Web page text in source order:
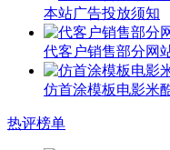
本站广告投放须知
代客户销售部分网
仿首涂模板电影米
热评榜单